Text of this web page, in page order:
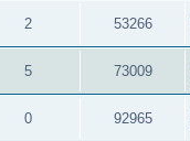
2 53266
5 73009
0 92965